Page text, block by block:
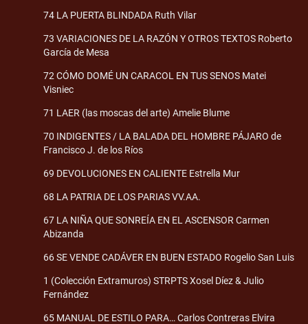
74 LA PUERTA BLINDADA Ruth Vilar
73 VARIACIONES DE LA RAZÓN Y OTROS TEXTOS Roberto
García de Mesa
72 CÓMO DOMÉ UN CARACOL EN TUS SENOS Matei
Visniec
71 LAER (las moscas del arte) Amelie Blume
70 INDIGENTES / LA BALADA DEL HOMBRE PÁJARO de
Francisco J. de los Ríos
69 DEVOLUCIONES EN CALIENTE Estrella Mur
68 LA PATRIA DE LOS PARIAS VV.AA.
67 LA NIÑA QUE SONREÍA EN EL ASCENSOR Carmen
Abizanda
66 SE VENDE CADÁVER EN BUEN ESTADO Rogelio San Luis
1 (Colección Extramuros) STRPTS Xosel Díez & Julio
Fernández
65 MANUAL DE ESTILO PARA… Carlos Contreras Elvira